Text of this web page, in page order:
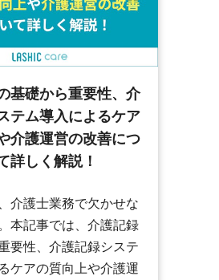
基礎から重要性、介
テム導入によるケア
介護運営の改善につ
詳しく解説！
介護士業務で欠かせな
本記事では、介護記録
要性、介護記録システ
ケアの質向上や介護運